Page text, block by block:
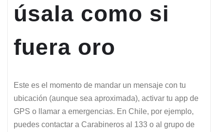
úsala como si
fuera oro
Este es el momento de mandar un mensaje con tu
ubicación (aunque sea aproximada), activar tu app de
GPS o llamar a emergencias. En Chile, por ejemplo,
puedes contactar a Carabineros al 133 o al grupo de